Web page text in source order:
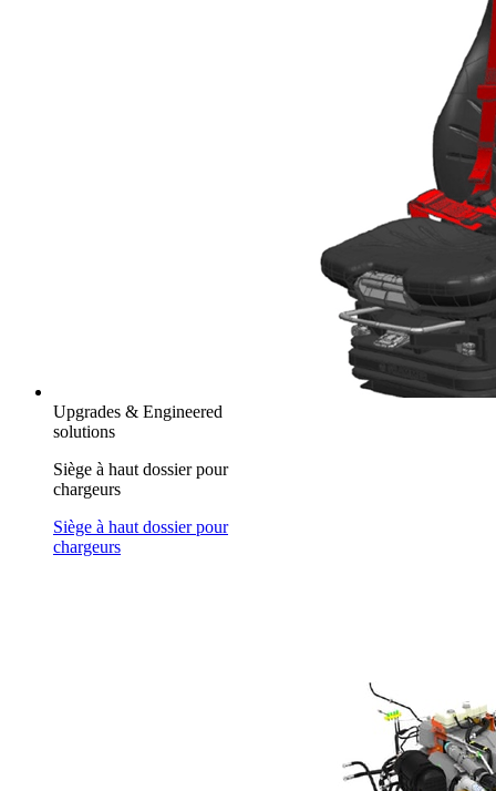
Upgrades & Engineered
solutions
Siège à haut dossier pour
chargeurs
Siège à haut dossier pour
chargeurs